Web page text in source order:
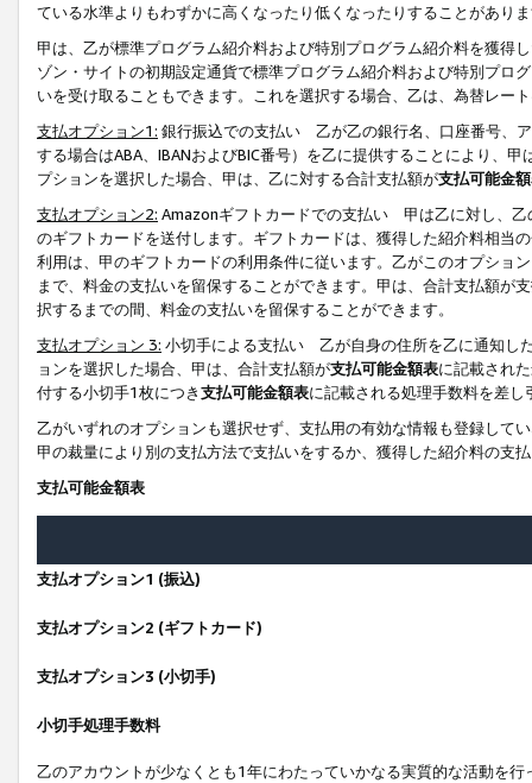
ている水準よりもわずかに高くなったり低くなったりすることがあり
甲は、乙が標準プログラム紹介料および特別プログラム紹介料を獲得
ゾン・サイトの初期設定通貨で標準プログラム紹介料および特別プロ
いを受け取ることもできます。これを選択する場合、乙は、為替レー
支払オプション1: 銀行振込での支払い 乙が乙の銀行名、口座番号、
する場合はABA、IBANおよびBIC番号）を乙に提供することにより、
プションを選択した場合、甲は、乙に対する合計支払額が支払可能金
支払オプション2: Amazonギフトカードでの支払い 甲は乙に対し、乙
のギフトカードを送付します。ギフトカードは、獲得した紹介料相当
利用は、甲のギフトカードの利用条件に従います。乙がこのオプショ
まで、料金の支払いを留保することができます。甲は、合計支払額が
択するまでの間、料金の支払いを留保することができます。
支払オプション 3: 小切手による支払い 乙が自身の住所を乙に通知し
ョンを選択した場合、甲は、合計支払額が支払可能金額表に記載され
付する小切手1枚につき支払可能金額表に記載される処理手数料を差し
乙がいずれのオプションも選択せず、支払用の有効な情報も登録して
甲の裁量により別の支払方法で支払いをするか、獲得した紹介料の支
支払可能金額表
支払オプション1 (振込)
支払オプション2 (ギフトカード)
支払オプション3 (小切手)
小切手処理手数料
乙のアカウントが少なくとも1年にわたっていかなる実質的な活動を